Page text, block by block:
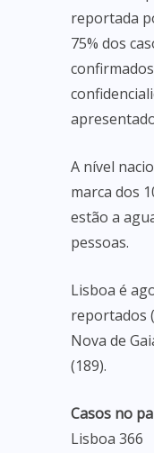
reportada
75% dos
A nível
marca dos
estão a
pessoas.
Lisboa é
reportados
Nova de
(189).
Casos no
Lisboa 366